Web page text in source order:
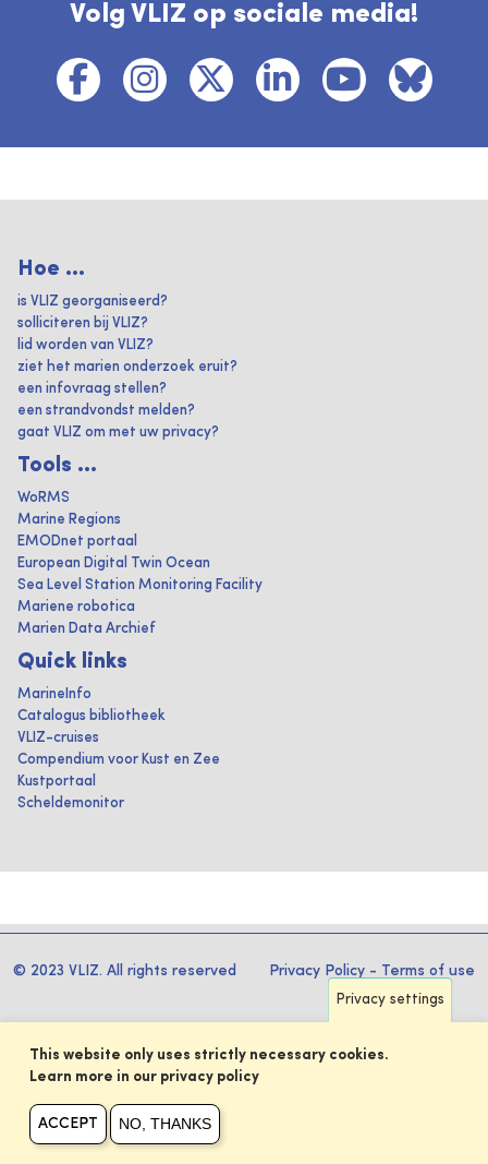
Volg VLIZ op sociale media!
Hoe ...
is VLIZ georganiseerd?
solliciteren bij VLIZ?
lid worden van VLIZ?
ziet het marien onderzoek eruit?
een infovraag stellen?
een strandvondst melden?
gaat VLIZ om met uw privacy?
Tools ...
WoRMS
Marine Regions
EMODnet portaal
European Digital Twin Ocean
Sea Level Station Monitoring Facility
Mariene robotica
Marien Data Archief
Quick links
MarineInfo
Catalogus bibliotheek
VLIZ-cruises
Compendium voor Kust en Zee
Kustportaal
Scheldemonitor
© 2023 VLIZ. All rights reserved Privacy Policy - Terms of use
Privacy settings
This website only uses strictly necessary cookies.
Learn more in our privacy policy
ACCEPT NO, THANKS